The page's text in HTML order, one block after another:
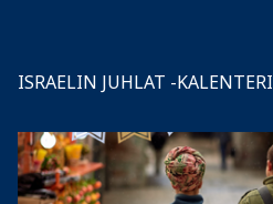
ISRAELIN JUHLAT -KALENTERI